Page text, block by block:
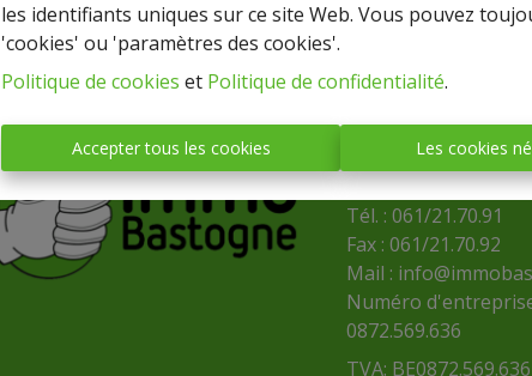
les identifiants uniques sur ce site Web. Vous pouvez
'cookies' ou 'paramètres des cookies'.
Politique de cookies et Politique de confidentialité.
Accepter tous les cookies Les cookies
IMMO
(société anonyme)
Place Mc Auliffe, 43
BASTOGNE
Tél. : 061/21.70.91
Fax : 061/21.70.92
Mail :
Numéro
0872.569.636
TVA: BE0872.569.636